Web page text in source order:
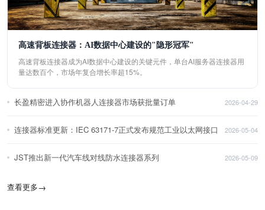
高速背板连接器：AI数据中心建设的"隐形冠军"
高速背板连接器成为AI数据中心建设的关键元件，单台AI服务器连接器用
量达数百个，市场年复合增长率超15%。
长盈精密进入协作机器人连接器市场获批量订单 2026-04-29
连接器标准更新：IEC 63171-7正式发布规范工业以太网接口 2026-05-04
JST推出新一代汽车线对线防水连接器系列 2026-05-09
查看更多→